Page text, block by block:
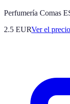
Perfumería Comas
2.5 EURVer el precio